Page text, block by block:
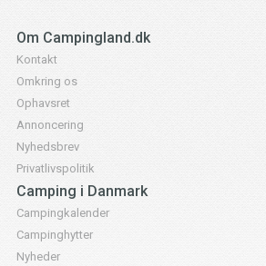
Om Campingland.dk
Kontakt
Omkring os
Ophavsret
Annoncering
Nyhedsbrev
Privatlivspolitik
Camping i Danmark
Campingkalender
Campinghytter
Nyheder